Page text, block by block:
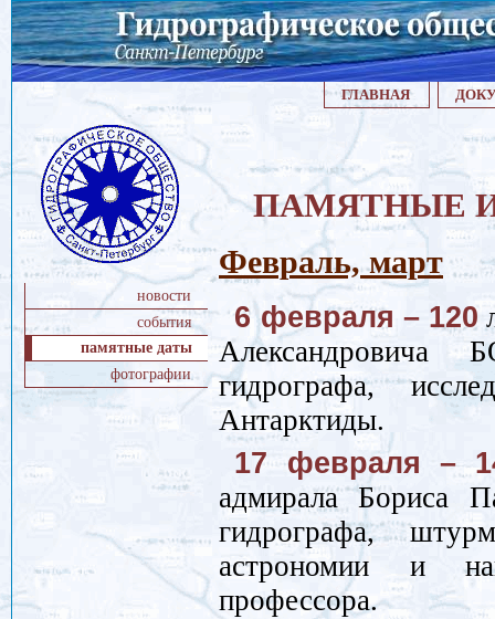
ГЛАВНАЯ
новости
события
памятные даты
фотографии
ПАМЯТНЫЕ И
Февраль, март
6 февраля – 120
Александровича
гидрографа,
Антарктиды.
17 февраля –
адмирала Бориса
гидрографа,
астрономии и
профессора.